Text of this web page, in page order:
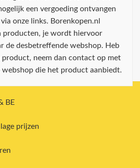
een vergoeding ontvangen
onze links. Borenkopen.nl
producten, je wordt hiervoor
de desbetreffende webshop. Heb
product, neem dan contact op met
die het product aanbiedt.
BE
prijzen